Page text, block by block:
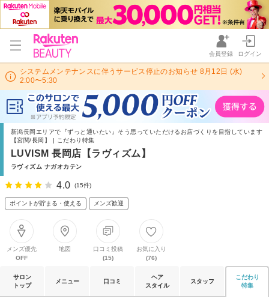
会員登録 ログイン
システムメンテナンスに伴うサービス停止のお知らせ 8月12日 (水)
2:00〜5:30
新潟長岡エリアで『ずっと通いたい』そう思っていただけるお店づくりを目指しています
【宮関/長岡】 | こだわり特集
LUVISM 長岡店【ラヴィズム】
ラヴィズム ナガオカテン
4.0 (15件)
ポイントが貯まる・使える メンズ歓迎
メンズ優先
OFF
地図
口コミ投稿
(15)
お気に入り
(76)
サロン
トップ
メニュー 口コミ
ヘア
スタイル
スタッフ
こだわり
特集